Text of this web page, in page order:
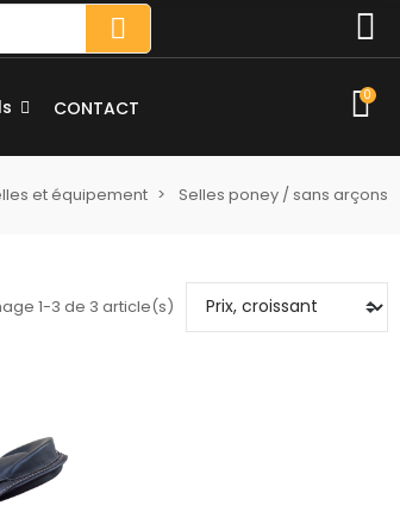
CONTACT
0
et équipement Selles poney / sans arçons
1-3 de 3 article(s)